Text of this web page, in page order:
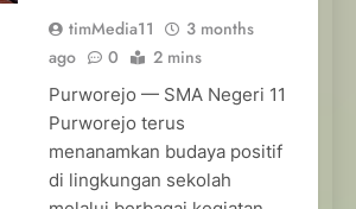
timMedia11
3 months
ago
0 2 mins
Purworejo — SMA Negeri 11
Purworejo terus
menanamkan budaya positif
di lingkungan sekolah